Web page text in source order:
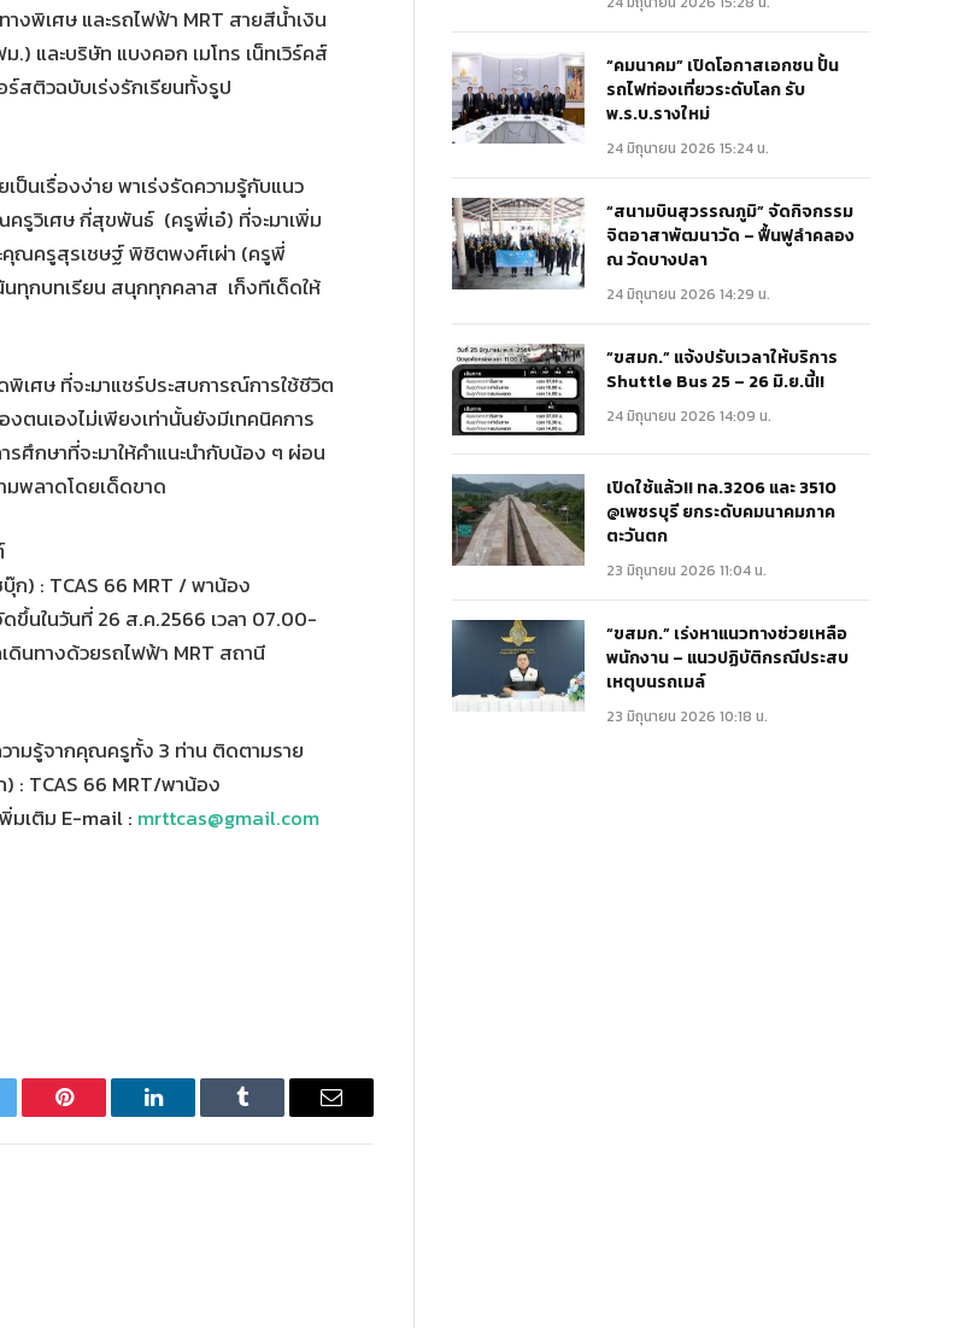
างพิเศษ และรถไฟฟ้า MRT สายสีน้ำเงิน
และบริษัท แบงคอก เมโทร เน็ทเวิร์คส์
สติวฉบับเร่งรักเรียนทั้งรูป
นเรื่องง่าย พาเร่งรัดความรู้กับแนว
รูวิเศษ กี่สุขพันธ์ (ครูพี่เอ๋) ที่จะมาเพิ่ม
คุณครูสุรเชษฐ์ พิชิตพงศ์เผ่า (ครูพี่
นทุกบทเรียน สนุกทุกคลาส เก็งทีเด็ดให้
เศษ ที่จะมาแชร์ประสบการณ์การใช้ชีวิต
ตนเองไม่เพียงเท่านั้นยังมีเทคนิคการ
ศึกษาที่จะมาให้คำแนะนำกับน้อง ๆ ผ่อน
พลาดโดยเด็ดขาด
ก) : TCAS 66 MRT / พาน้อง
นในวันที่ 26 ส.ค.2566 เวลา 07.00-
ดินทางด้วยรถไฟฟ้า MRT สถานี
ามรู้จากคุณครูทั้ง 3 ท่าน ติดตามราย
: TCAS 66 MRT/พาน้อง
มเติม E-mail : mrttcas@gmail.com
Pinterest LinkedIn Tumblr Email
“คมนาคม” เปิดโอกาสเอกชน ปั้น
รถไฟท่องเที่ยวระดับโลก รับ
พ.ร.บ.รางใหม่
24 มิถุนายน 2026 15:24 น.
“สนามบินสุวรรณภูมิ” จัดกิจกรรม
จิตอาสาพัฒนาวัด – ฟื้นฟูลำคลอง
ณ วัดบางปลา
24 มิถุนายน 2026 14:29 น.
“ขสมก.” แจ้งปรับเวลาให้บริการ
Shuttle Bus 25 – 26 มิ.ย.นี้!!
24 มิถุนายน 2026 14:09 น.
เปิดใช้แล้ว!! ทล.3206 และ 3510
@เพชรบุรี ยกระดับคมนาคมภาค
ตะวันตก
23 มิถุนายน 2026 11:04 น.
“ขสมก.” เร่งหาแนวทางช่วยเหลือ
พนักงาน – แนวปฏิบัติกรณีประสบ
เหตุบนรถเมล์
23 มิถุนายน 2026 10:18 น.